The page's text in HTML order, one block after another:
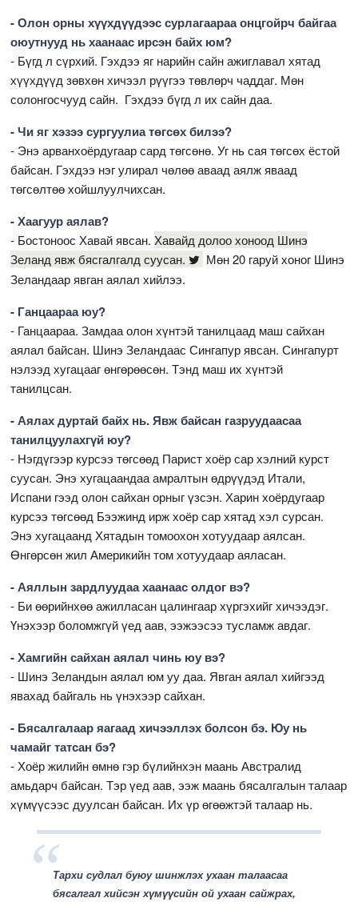
- Олон орны хүүхдүүдээс сурлагаараа онцгойрч байгаа
оюутнууд нь хаанаас ирсэн байх юм?
- Бүгд л сүрхий. Гэхдээ яг нарийн сайн ажиглавал хятад
хүүхдүүд зөвхөн хичээл рүүгээ төвлөрч чаддаг. Мөн
солонгосчууд сайн. Гэхдээ бүгд л их сайн даа.
- Чи яг хэзээ сургуулиа төгсөх билээ?
- Энэ арванхоёрдугаар сард төгсөнө. Уг нь сая төгсөх ёстой
байсан. Гэхдээ нэг улирал чөлөө аваад аялж яваад
төгсөлтөө хойшлуулчихсан.
- Хаагуур аялав?
- Бостоноос Хавай явсан.Хавайд долоо хоноод Шинэ
Зеланд явж бясгалгалд суусан.
Мөн 20 гаруй хоног Шинэ
Зеландаар явган аялал хийлээ.
- Ганцаараа юу?
- Ганцаараа. Замдаа олон хүнтэй танилцаад маш сайхан
аялал байсан. Шинэ Зеландаас Сингапур явсан. Сингапурт
нэлээд хугацааг өнгөрөөсөн. Тэнд маш их хүнтэй
танилцсан.
- Аялах дуртай байх нь. Явж байсан газруудаасаа
танилцуулахгүй юу?
- Нэгдүгээр курсээ төгсөөд Парист хоёр сар хэлний курст
суусан. Энэ хугацаандаа амралтын өдрүүдэд Итали,
Испани гээд олон сайхан орныг үзсэн. Харин хоёрдугаар
курсээ төгсөөд Бээжинд ирж хоёр сар хятад хэл сурсан.
Энэ хугацаанд Хятадын томоохон хотуудаар аялсан.
Өнгөрсөн жил Америкийн том хотуудаар аяласан.
- Аяллын зардлуудаа хаанаас олдог вэ?
- Би өөрийнхөө ажилласан цалингаар хүргэхийг хичээдэг.
Үнэхээр боломжгүй үед аав, ээжээсээ тусламж авдаг.
- Хамгийн сайхан аялал чинь юу вэ?
- Шинэ Зеландын аялал юм уу даа. Явган аялал хийгээд
явахад байгаль нь үнэхээр сайхан.
- Бясалгалаар яагаад хичээллэх болсон бэ. Юу нь
чамайг татсан бэ?
- Хоёр жилийн өмнө гэр бүлийнхэн маань Австралид
амьдарч байсан. Тэр үед аав, ээж маань бясалгалын талаар
хүмүүсээс дуулсан байсан. Их үр өгөөжтэй талаар нь.
Тархи судлал буюу шинжлэх ухаан талаасаа
бясалгал хийсэн хүмүүсийн ой ухаан сайжрах,